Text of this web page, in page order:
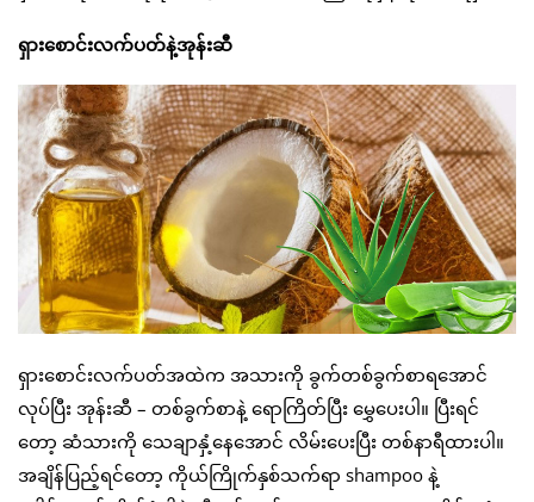
ရှားစောင်းလက်ပတ်နဲ့အုန်းဆီ
ရှားစောင်းလက်ပတ်အထဲက အသားကို ခွက်တစ်ခွက်စာရအောင်
လုပ်ပြီး အုန်းဆီ – တစ်ခွက်စာနဲ့ ရောကြိတ်ပြီး မွှေပေးပါ။ ပြီးရင်
တော့ ဆံသားကို သေချာနှံ့နေအောင် လိမ်းပေးပြီး တစ်နာရီထားပါ။
အချိန်ပြည့်ရင်တော့ ကိုယ်ကြိုက်နှစ်သက်ရာ shampoo နဲ့